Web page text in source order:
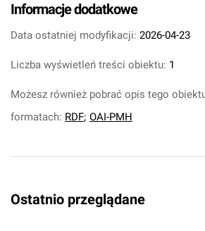
Informacje dodatkowe
Data ostatniej modyfikacji: 2026-04-23
Liczba wyświetleń treści obiektu: 1
Możesz również pobrać opis tego
formatach: RDF; OAI-PMH
Ostatnio przeglądane